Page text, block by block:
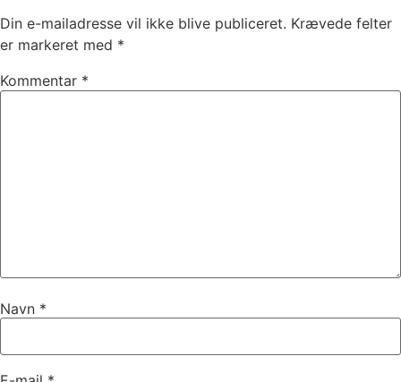
Din e-mailadresse vil ikke blive publiceret. Krævede felter
er markeret med *
Kommentar *
Navn *